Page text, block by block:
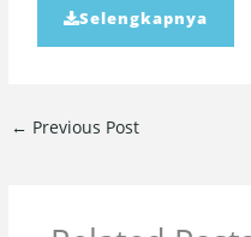
Selengkapnya
← Previous Post